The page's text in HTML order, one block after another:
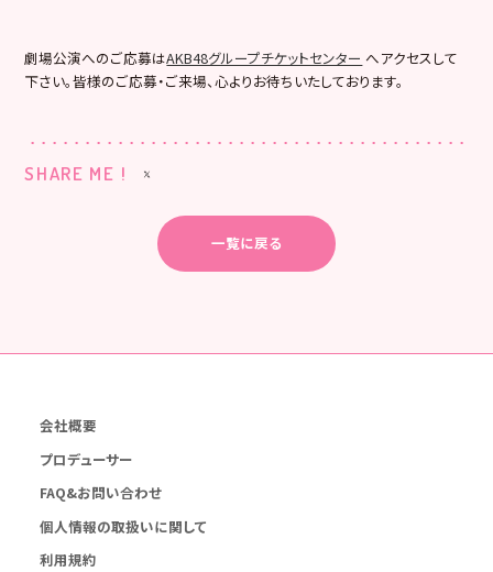
劇場公演へのご応募はAKB48グループチケットセンター へアクセスして
下さい。皆様のご応募・ご来場、心よりお待ちいたしております。
SHARE ME !
一覧に戻る
会社概要
プロデューサー
FAQ&お問い合わせ
個人情報の取扱いに関して
利用規約